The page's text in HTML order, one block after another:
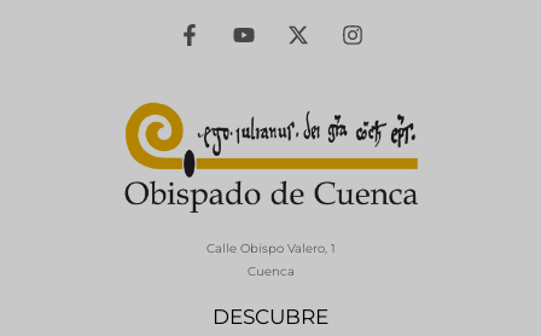
DESCUBRE
Calle Obispo Valero, 1
Cuenca